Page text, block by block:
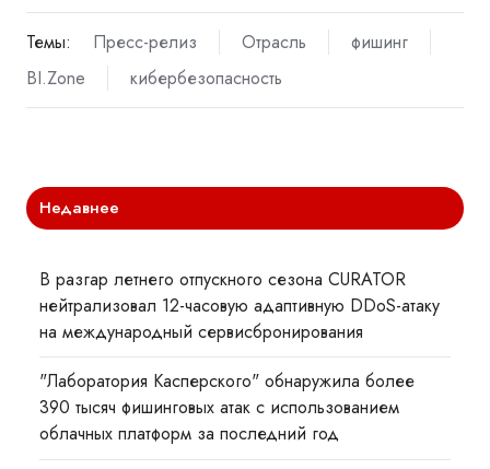
Темы: Пресс-релиз Отрасль
фишинг
BI.Zone
кибербезопасность
Недавнее
В разгар летнего отпускного сезона CURATOR
нейтрализовал 12-часовую адаптивную DDoS-атаку
на международный сервисбронирования
"Лаборатория Касперского" обнаружила более
390 тысяч фишинговых атак с использованием
облачных платформ за последний год